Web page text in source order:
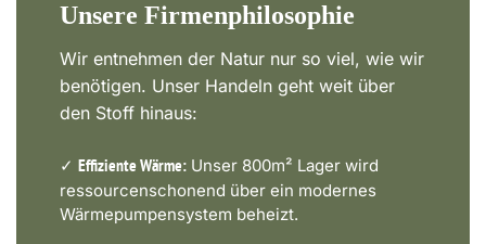
Unsere Firmenphilosophie
Wir entnehmen der Natur nur so viel, wie wir
benötigen. Unser Handeln geht weit über
den Stoff hinaus:
✓ Effiziente Wärme: Unser 800m² Lager wird
ressourcenschonend über ein modernes
Wärmepumpensystem beheizt.